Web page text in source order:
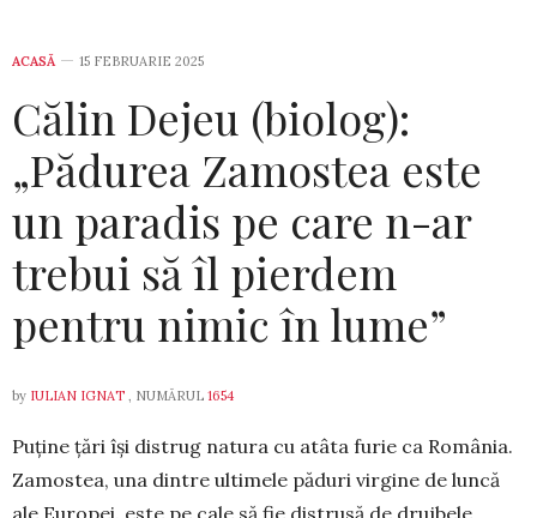
ACASĂ 15 FEBRUARIE 2025
Călin Dejeu (biolog):
„Pădurea Zamostea este
un paradis pe care n-ar
trebui să îl pierdem
pentru nimic în lume”
by IULIAN IGNAT , NUMĂRUL 1654
Puține țări își distrug natura cu atâta furie ca România.
Zamostea, una dintre ultimele păduri virgine de luncă
ale Europei, este pe cale să fie distrusă de drujbele